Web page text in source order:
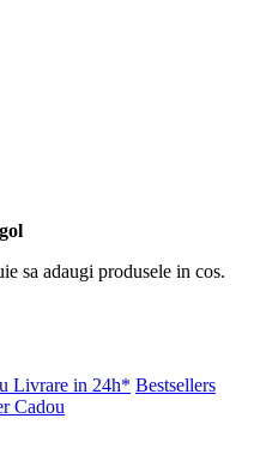
sa adaugi produsele in cos.
Livrare in 24h* Bestsellers
Cadou